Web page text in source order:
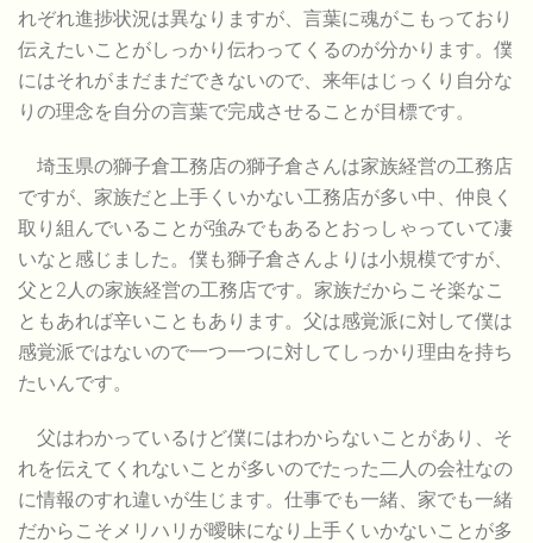
れぞれ進捗状況は異なりますが、言葉に魂がこもっており
伝えたいことがしっかり伝わってくるのが分かります。僕
にはそれがまだまだできないので、来年はじっくり自分な
りの理念を自分の言葉で完成させることが目標です。
埼玉県の獅子倉工務店の獅子倉さんは家族経営の工務店
ですが、家族だと上手くいかない工務店が多い中、仲良く
取り組んでいることが強みでもあるとおっしゃっていて凄
いなと感じました。僕も獅子倉さんよりは小規模ですが、
父と2人の家族経営の工務店です。家族だからこそ楽なこ
ともあれば辛いこともあります。父は感覚派に対して僕は
感覚派ではないので一つ一つに対してしっかり理由を持ち
たいんです。
父はわかっているけど僕にはわからないことがあり、そ
れを伝えてくれないことが多いのでたった二人の会社なの
に情報のすれ違いが生じます。仕事でも一緒、家でも一緒
だからこそメリハリが曖昧になり上手くいかないことが多